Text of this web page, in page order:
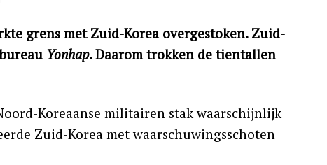
grens met Zuid-Korea overgestoken. Zuid-
Yonhap. Daarom trokken de tientallen
Koreaanse militairen stak waarschijnlijk
Zuid-Korea met waarschuwingsschoten